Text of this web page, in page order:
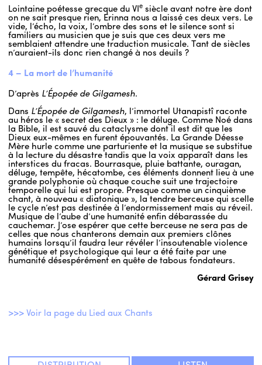
Lointaine poétesse grecque du VIe siècle avant notre ère dont
on ne sait presque rien, Erinna nous a laissé ces deux vers. Le
vide, l’écho, la voix, l’ombre des sons et le silence sont si
familiers au musicien que je suis que ces deux vers me
semblaient attendre une traduction musicale. Tant de siècles
n’auraient-ils donc rien changé à nos deuils ?
4 – La mort de l’humanité
D’après L’Épopée de Gilgamesh.
Dans L’Épopée de Gilgamesh, l’immortel Utanapistî raconte
au héros le « secret des Dieux » : le déluge. Comme Noé dans
la Bible, il est sauvé du cataclysme dont il est dit que les
Dieux eux-mêmes en furent épouvantés. La Grande Déesse
Mère hurle comme une parturiente et la musique se substitue
à la lecture du désastre tandis que la voix apparaît dans les
interstices du fracas. Bourrasque, pluie battante, ouragan,
déluge, tempête, hécatombe, ces éléments donnent lieu à une
grande polyphonie où chaque couche suit une trajectoire
temporelle qui lui est propre. Presque comme un cinquième
chant, à nouveau « diatonique », la tendre berceuse qui scelle
le cycle n’est pas destinée à l’endormissement mais au réveil.
Musique de l’aube d’une humanité enfin débarassée du
cauchemar. J’ose espérer que cette berceuse ne sera pas de
celles que nous chanterons demain aux premiers clônes
humains lorsqu’il faudra leur révéler l’insoutenable violence
génétique et psychologique qui leur a été faite par une
humanité désespérément en quête de tabous fondateurs.
Gérard Grisey
>>> Voir la page du Lied aux Chants